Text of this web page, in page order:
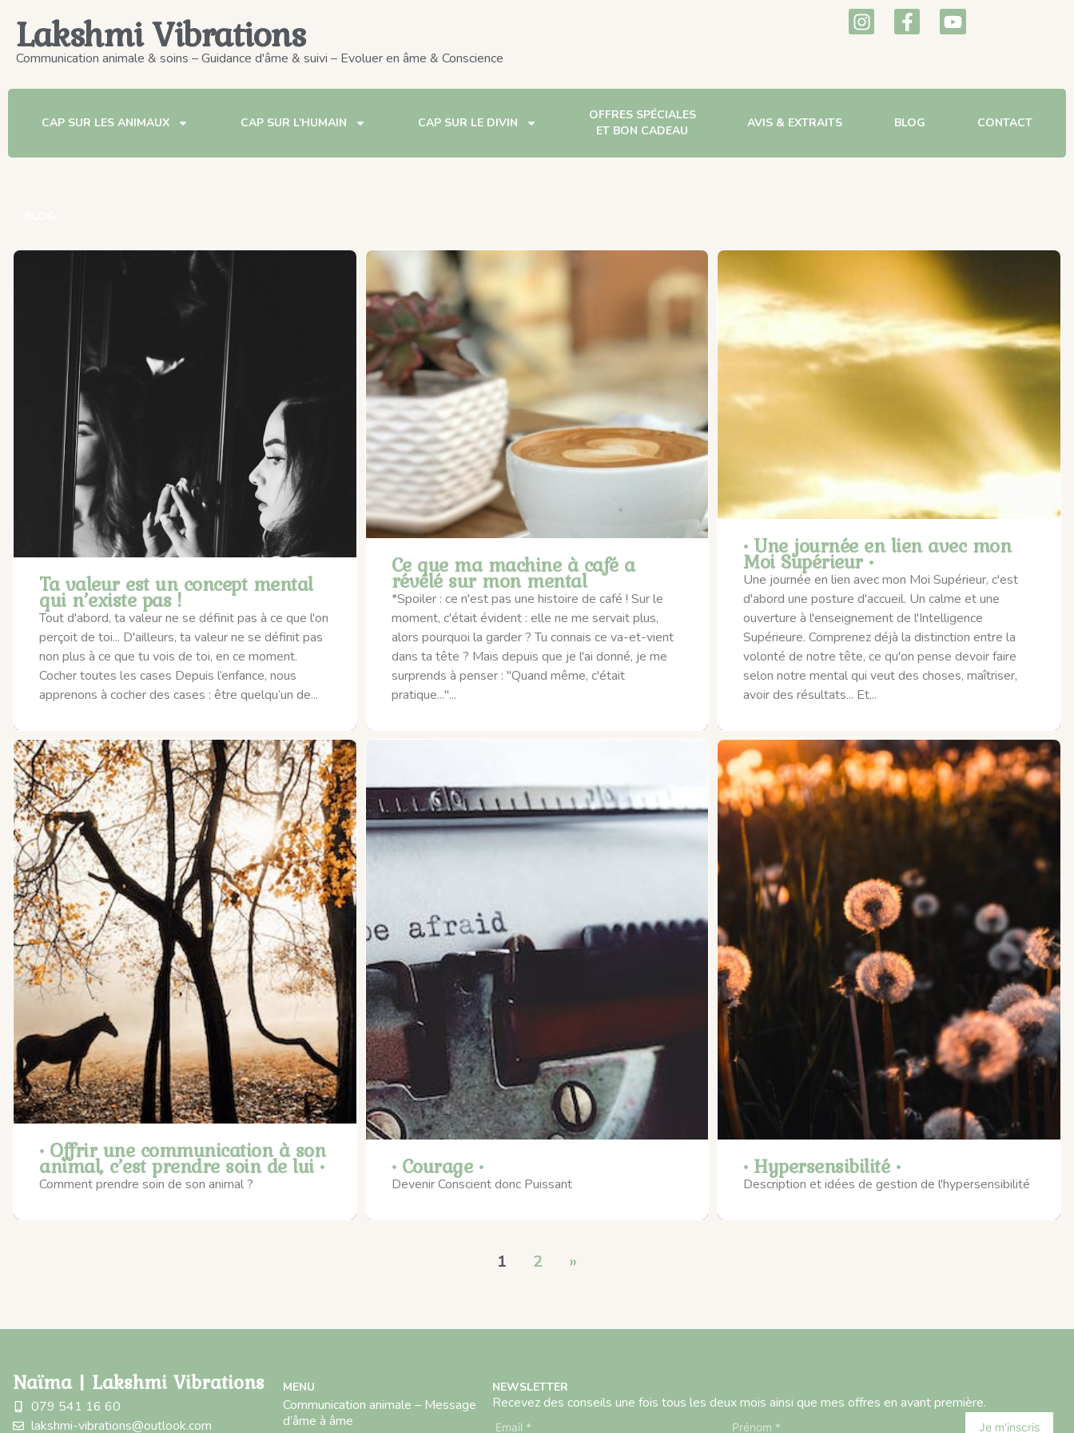
Lakshmi Vibrations
Communication animale & soins – Guidance d'âme & suivi – Evoluer en âme & Conscience
CAP SUR LES ANIMAUX CAP SUR L’HUMAIN CAP SUR LE DIVIN
OFFRES SPÉCIALES
ET BON CADEAU
AVIS & EXTRAITS BLOG CONTACT
Ta valeur est un concept mental
qui n’existe pas !
Tout d'abord, ta valeur ne se définit pas à ce que l'on
perçoit de toi... D'ailleurs, ta valeur ne se définit pas
non plus à ce que tu vois de toi, en ce moment.
Cocher toutes les cases Depuis l’enfance, nous
apprenons à cocher des cases : être quelqu’un de...
Ce que ma machine à café a
révélé sur mon mental
*Spoiler : ce n'est pas une histoire de café ! Sur le
moment, c'était évident : elle ne me servait plus,
alors pourquoi la garder ? Tu connais ce va-et-vient
dans ta tête ? Mais depuis que je l'ai donné, je me
surprends à penser : "Quand même, c'était
pratique..."...
• Une journée en lien avec mon
Moi Supérieur •
Une journée en lien avec mon Moi Supérieur, c'est
d'abord une posture d'accueil. Un calme et une
ouverture à l'enseignement de l'Intelligence
Supérieure. Comprenez déjà la distinction entre la
volonté de notre tête, ce qu'on pense devoir faire
selon notre mental qui veut des choses, maîtriser,
avoir des résultats... Et...
• Offrir une communication à son
animal, c’est prendre soin de lui •
Comment prendre soin de son animal ?
• Courage •
Devenir Conscient donc Puissant
• Hypersensibilité •
Description et idées de gestion de l'hypersensibilité
1 2 »
Naïma | Lakshmi Vibrations
079 541 16 60
lakshmi-vibrations@outlook.com
MENU
Communication animale – Message
d’âme à âme
NEWSLETTER
Recevez des conseils une fois tous les deux mois ainsi que mes offres en avant première.